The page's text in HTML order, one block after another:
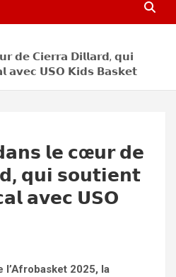
𝗱𝗲 𝗖𝗶𝗲𝗿𝗿𝗮 𝗗𝗶𝗹𝗹𝗮𝗿𝗱, 𝗾𝘂𝗶
𝗮𝘃𝗲𝗰 𝗨𝗦𝗢 𝗞𝗶𝗱𝘀 𝗕𝗮𝘀𝗸𝗲𝘁
𝗹𝗲 𝗰œ𝘂𝗿 𝗱𝗲
𝗾𝘂𝗶 𝘀𝗼𝘂𝘁𝗶𝗲𝗻𝘁
𝗮𝘃𝗲𝗰 𝗨𝗦𝗢
l’Afrobasket 2025, la